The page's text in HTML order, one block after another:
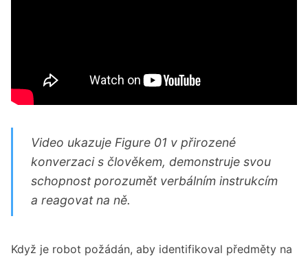
Video ukazuje Figure 01 v přirozené
konverzaci s člověkem, demonstruje svou
schopnost porozumět verbálním instrukcím
a reagovat na ně.
Když je robot požádán, aby identifikoval předměty na